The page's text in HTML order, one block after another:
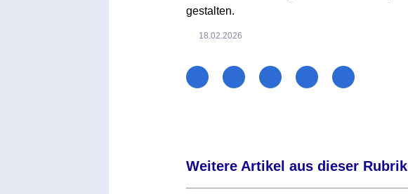
gestalten.
18.02.2026
Weitere Artikel aus dieser Rubrik